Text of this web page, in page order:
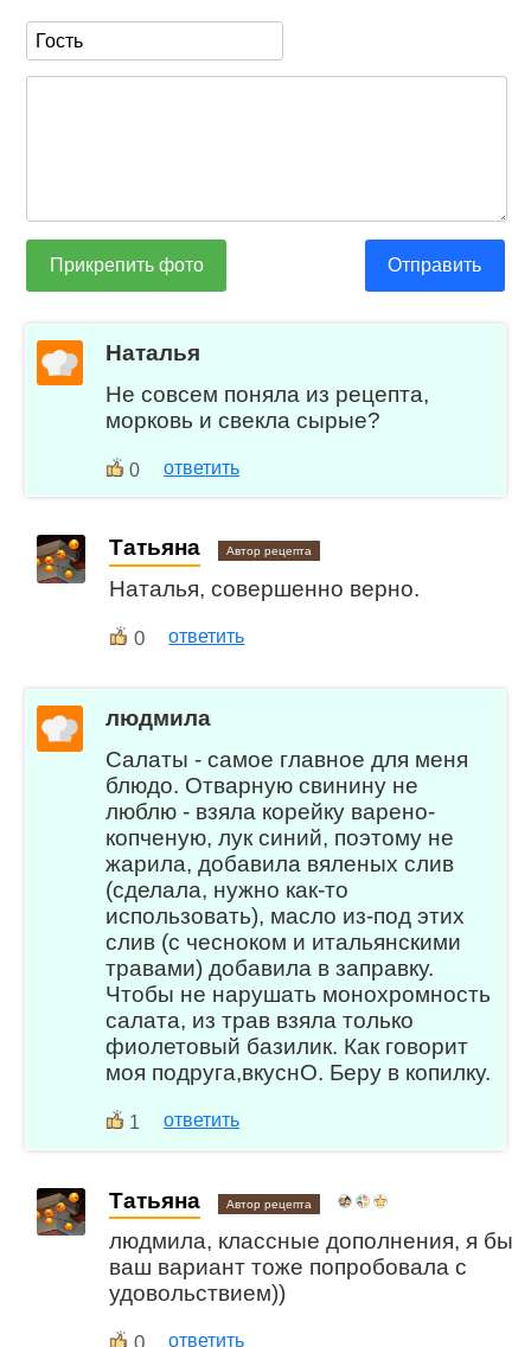
Прикрепить фото Отправить
Наталья
Не совсем поняла из рецепта,
морковь и свекла сырые?
0 ответить
Татьяна Автор рецепта
Наталья, совершенно верно.
0 ответить
людмила
Салаты - самое главное для меня
блюдо. Отварную свинину не
люблю - взяла корейку варено-
копченую, лук синий, поэтому не
жарила, добавила вяленых слив
(сделала, нужно как-то
использовать), масло из-под этих
слив (с чесноком и итальянскими
травами) добавила в заправку.
Чтобы не нарушать монохромность
салата, из трав взяла только
фиолетовый базилик. Как говорит
моя подруга,вкуснО. Беру в копилку.
1 ответить
Татьяна Автор рецепта
людмила, классные дополнения, я бы
ваш вариант тоже попробовала с
удовольствием))
ответить